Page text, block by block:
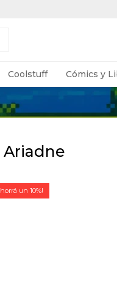
Coolstuff Cómics y
Ariadne
10